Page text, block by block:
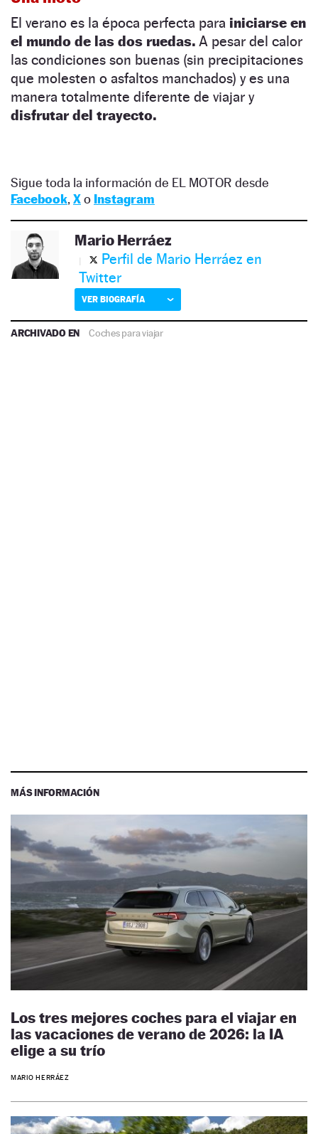
El verano es la época perfecta para iniciarse en
el mundo de las dos ruedas. A pesar del calor
las condiciones son buenas (sin precipitaciones
que molesten o asfaltos manchados) y es una
manera totalmente diferente de viajar y
disfrutar del trayecto.
Sigue toda la información de EL MOTOR desde
Facebook, Xo Instagram
Mario Herráez
Perfil de Mario Herráez en
Twitter
VER BIOGRAFÍA
ARCHIVADO EN Coches para viajar
MÁS INFORMACIÓN
Los tres mejores coches para el viajar en
las vacaciones de verano de 2026: la IA
elige a su trío
MARIO HERRÁEZ